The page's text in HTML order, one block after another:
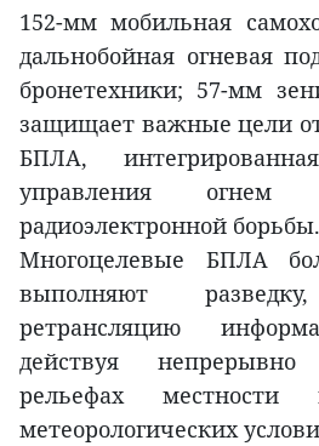
152-мм мобильная
дальнобойная огневая
бронетехники; 57-мм
защищает важные цели
БПЛА,
управления огнем
радиоэлектронной борьбы.
Многоцелевые БПЛА
выполняют
ретрансляцию
действуя
рельефах
метеорологических